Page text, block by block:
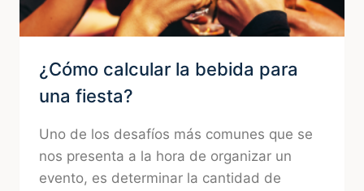
¿Cómo calcular la bebida para
una fiesta?
Uno de los desafíos más comunes que se
nos presenta a la hora de organizar un
evento, es determinar la cantidad de